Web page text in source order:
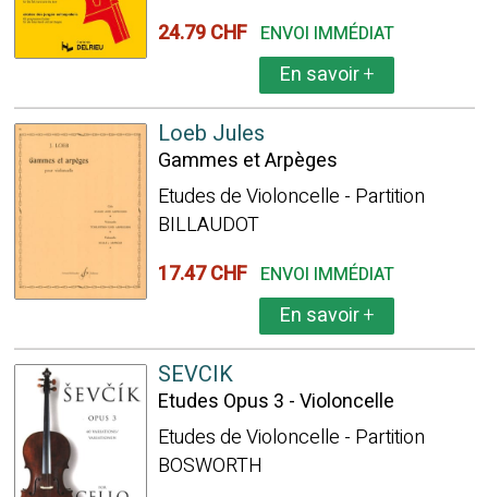
24.79 CHF ENVOI IMMÉDIAT
En savoir+
Loeb Jules
Gammes et Arpèges
Etudes de Violoncelle - Partition
BILLAUDOT
17.47 CHF ENVOI IMMÉDIAT
En savoir+
SEVCIK
Etudes Opus 3 - Violoncelle
Etudes de Violoncelle - Partition
BOSWORTH